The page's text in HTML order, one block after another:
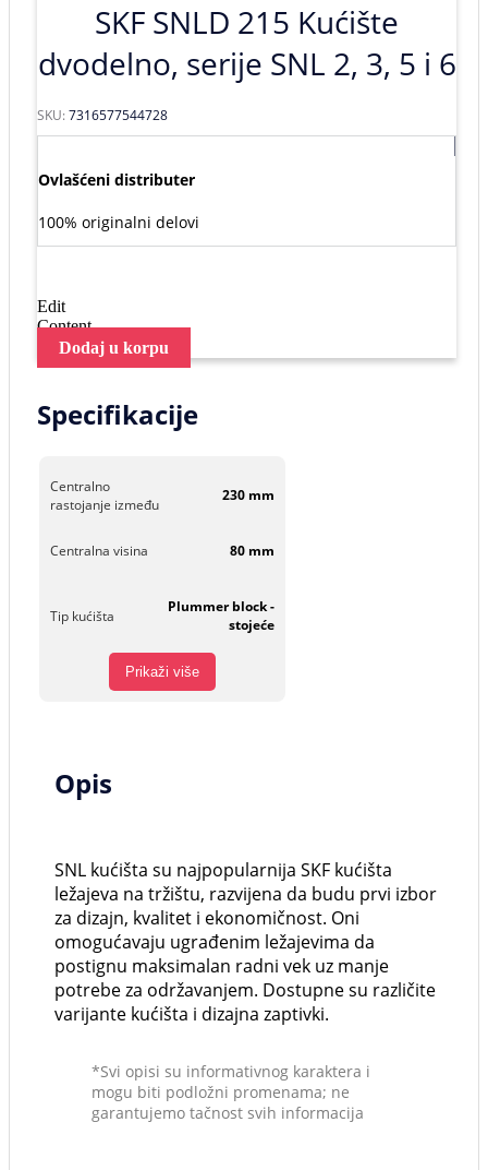
SKF SNLD 215 Kućište
dvodelno, serije SNL 2, 3, 5 i 6
SKU:7316577544728
Ovlašćeni distributer
100% originalni delovi
Edit
Content
Dodaj u korpu
Specifikacije
Centralno
rastojanje između
230 mm
Centralna visina 80 mm
Tip kućišta
Plummer block -
stojeće
Prikaži više
Opis
SNL kućišta su najpopularnija SKF kućišta
ležajeva na tržištu, razvijena da budu prvi izbor
za dizajn, kvalitet i ekonomičnost. Oni
omogućavaju ugrađenim ležajevima da
postignu maksimalan radni vek uz manje
potrebe za održavanjem. Dostupne su različite
varijante kućišta i dizajna zaptivki.
*Svi opisi su informativnog karaktera i
mogu biti podložni promenama; ne
garantujemo tačnost svih informacija